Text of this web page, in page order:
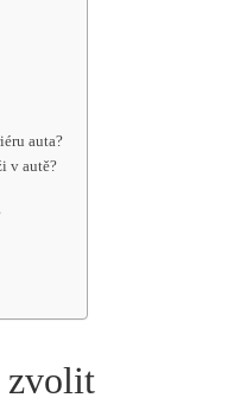
auta?
v autě?
zvolit